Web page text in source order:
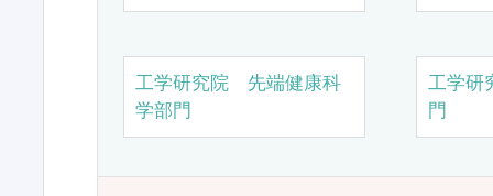
工学研究院 先端健康科
学部門
工学研
門